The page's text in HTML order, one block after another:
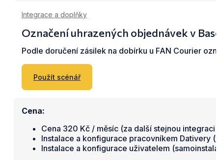
Integrace a doplňky
Označení uhrazených objednávek v
Podle doručení zásilek na dobírku u FAN Courier
Použít scénář
Cena:
Cena 320 Kč / měsíc (za další stejnou integraci
Instalace a konfigurace pracovníkem Dativery (
Instalace a konfigurace uživatelem